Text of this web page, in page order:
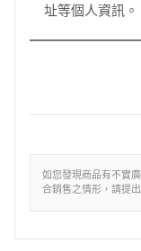
址等個人資訊。
如您發現商品有不實
合銷售之情形，請提